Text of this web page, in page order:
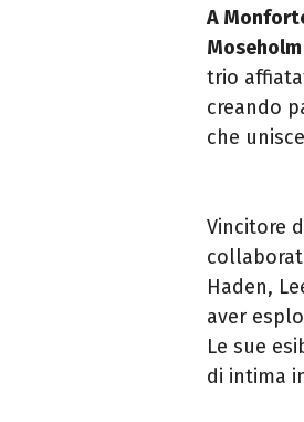
A
Moseholm
trio
creando
che
Vincitore
Haden,
aver
Le sue
di intima